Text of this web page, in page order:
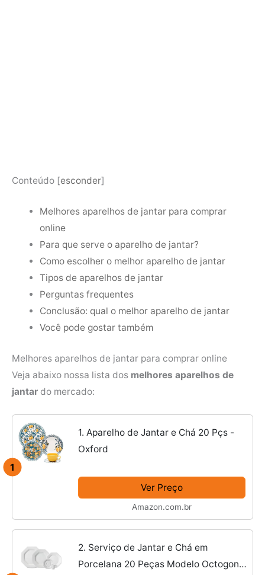
Conteúdo [esconder]
Melhores aparelhos de jantar para comprar
online
Para que serve o aparelho de jantar?
Como escolher o melhor aparelho de jantar
Tipos de aparelhos de jantar
Perguntas frequentes
Conclusão: qual o melhor aparelho de jantar
Você pode gostar também
Melhores aparelhos de jantar para comprar online
Veja abaixo nossa lista dos melhores aparelhos de
jantar do mercado:
1
1. Aparelho de Jantar e Chá 20 Pçs -
Oxford
Ver Preço
Amazon.com.br
2. Serviço de Jantar e Chá em
Porcelana 20 Peças Modelo Octogonal